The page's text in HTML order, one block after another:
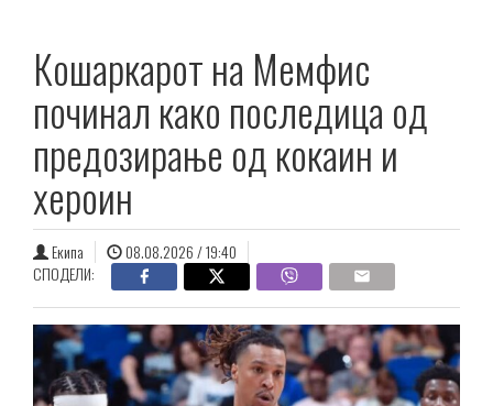
Кошаркарот на Мемфис
починал како последица од
предозирање од кокаин и
хероин
Екипа
08.08.2026 / 19:40
СПОДЕЛИ: